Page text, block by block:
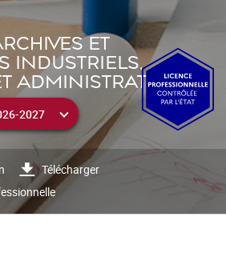
ET
INDUSTRIELS,
ADMINISTRATIFS
Télécharger